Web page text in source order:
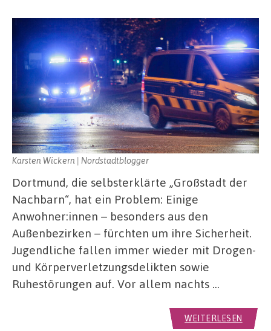
Karsten Wickern | Nordstadtblogger
Dortmund, die selbsterklärte „Großstadt der
Nachbarn“, hat ein Problem: Einige
Anwohner:innen – besonders aus den
Außenbezirken – fürchten um ihre Sicherheit.
Jugendliche fallen immer wieder mit Drogen-
und Körperverletzungsdelikten sowie
Ruhestörungen auf. Vor allem nachts …
WEITERLESEN